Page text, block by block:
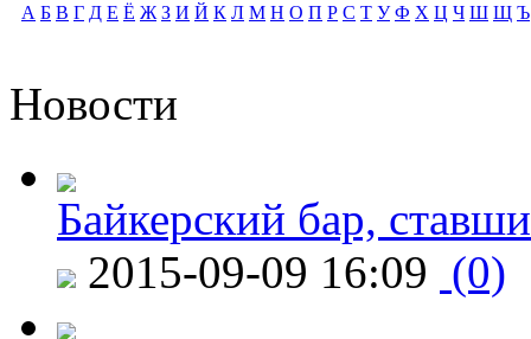
А Б В Г Д Е Ё Ж З И Й К Л М Н О П Р С Т У Ф Х Ц Ч Ш Щ Ъ
Новости
Байкерский бар,
2015-09-09 16:09 (0)